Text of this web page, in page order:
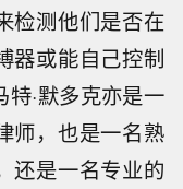
检测他们是否在
器或能自己控制
·默多克亦是一
师，也是一名熟
还是一名专业的